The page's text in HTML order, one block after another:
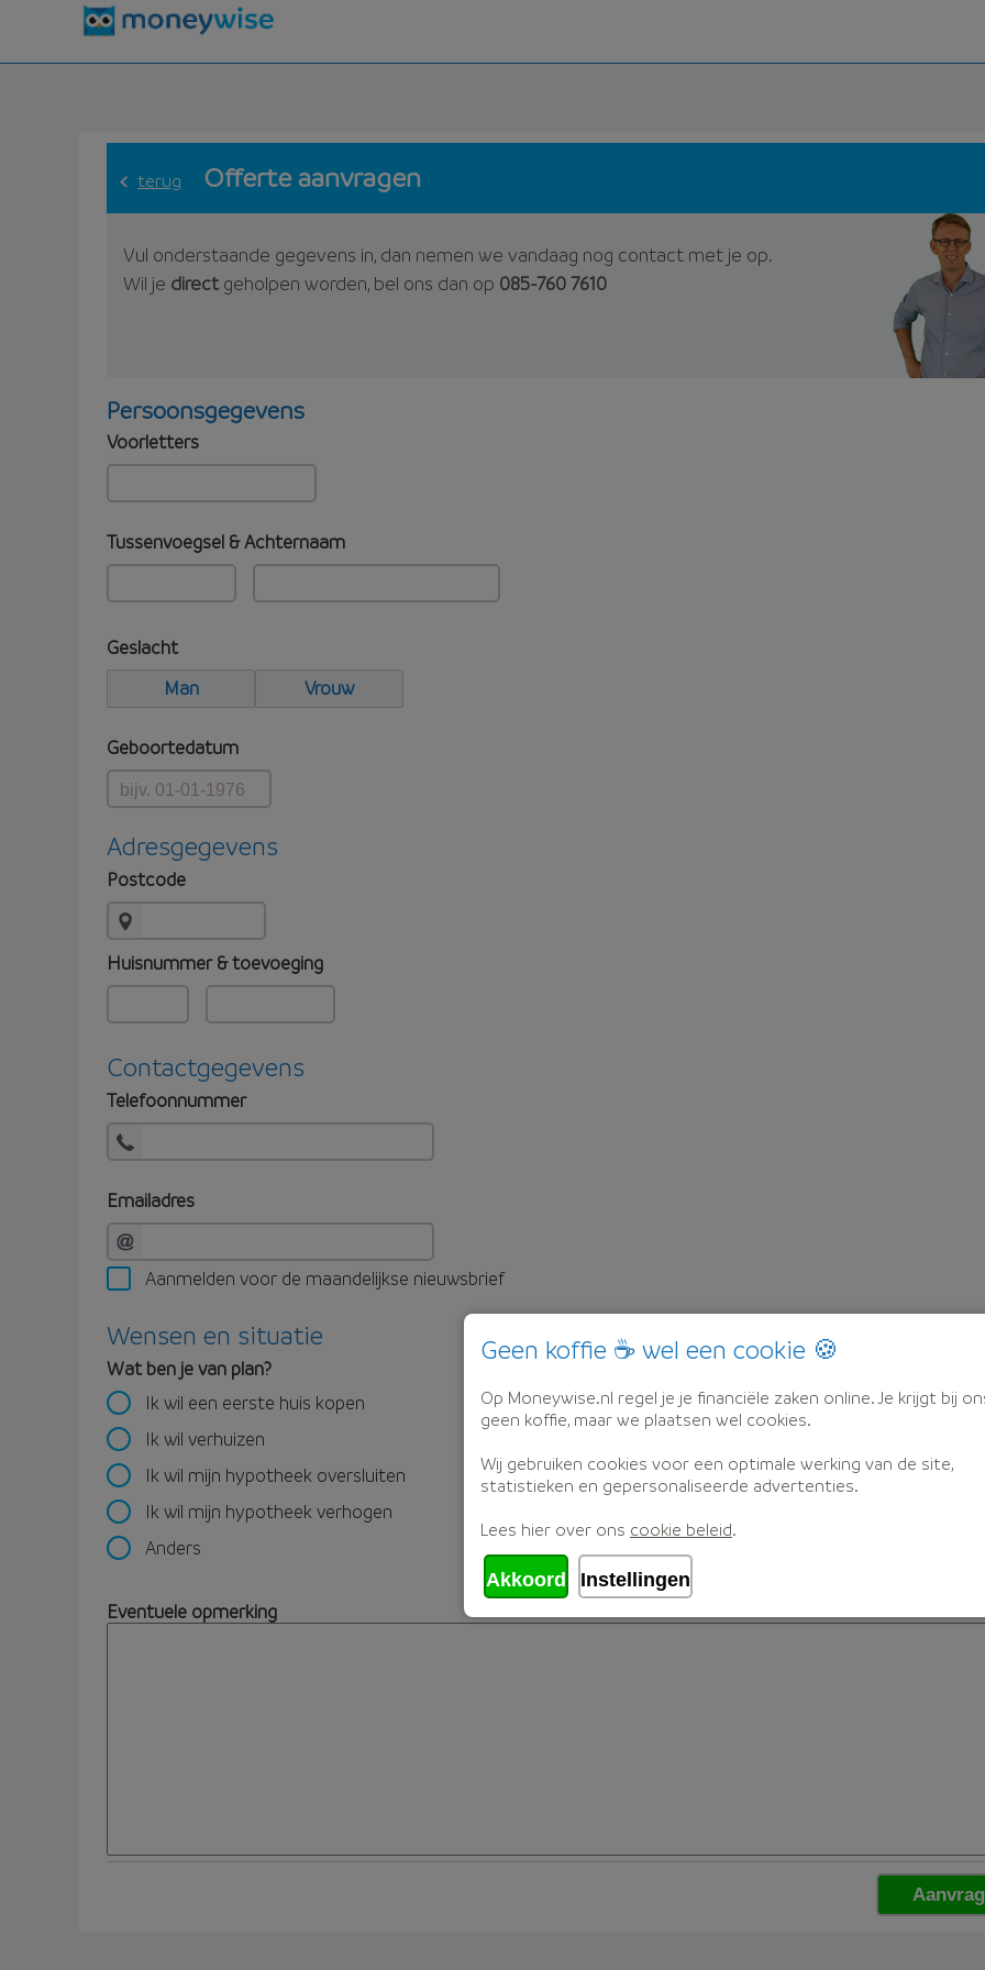
terug Offerte aanvragen
Vul onderstaande gegevens in, dan nemen we vandaag nog contact met je op.
Wil je directgeholpen worden, bel ons dan op 085-760 7610
Persoonsgegevens
Voorletters
Tussenvoegsel & Achternaam
Geslacht
Man
Vrouw
Geboortedatum
Adresgegevens
Postcode
Huisnummer & toevoeging
Contactgegevens
Telefoonnummer
Emailadres
Aanmelden voor de maandelijkse nieuwsbrief
Wensen en situatie
Wat ben je van plan?
Ik wil een eerste huis kopen
Ik wil verhuizen
Ik wil mijn hypotheek oversluiten
Ik wil mijn hypotheek verhogen
Anders
Eventuele opmerking
Geen koffie ☕ wel een cookie 🍪
Op Moneywise.nl regel je je financiële zaken online. Je krijgt bij
geen koffie, maar we plaatsen wel cookies.
Wij gebruiken cookies voor een optimale werking van de site,
statistieken en gepersonaliseerde advertenties.
Lees hier over ons cookie beleid.
Akkoord Instellingen